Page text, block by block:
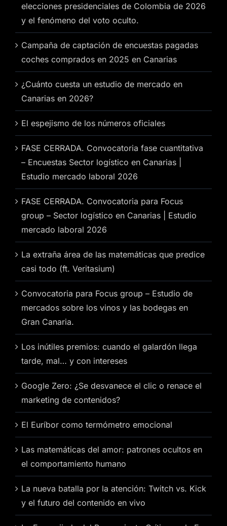
elecciones presidenciales de Colombia de 2026
y el fenómeno del voto oculto.
Campaña de captación de encuestas pagadas
coches comprados en 2025 en Canarias
¿Cuánto cuesta un estudio de mercado en
Canarias en 2026?
El espejismo de los números oficiales
FASE CERRADA. Convocatoria fase cuantitativa
– Encuestas Sector logístico en Canarias |
Estudio mercado laboral 2026
FASE CERRADA. Convocatoria para Focus
group – Sector logístico en Canarias | Estudio
mercado laboral 2026
La extraña área de las matemáticas que predice
casi todo (ft. Veritasium)
Convocatoria para Focus group – Estudio de
mercados sobre los vinos y las bodegas en
Gran Canaria.
Los inútiles premios: cuando el galardón llega
tarde, mal… y con intereses
Google Zero: ¿Se desvanece el clic o renace el
marketing de contenidos?
El Euríbor como termómetro emocional
Las matemáticas del amor: patrones ocultos en
el comportamiento humano
La nueva batalla por la atención: Twitch vs. Kick
y el futuro del contenido en vivo